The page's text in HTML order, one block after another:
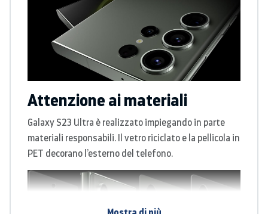
Attenzione ai materiali
Galaxy S23 Ultra è realizzato impiegando in parte
materiali responsabili. Il vetro riciclato e la pellicola in
PET decorano l’esterno del telefono.